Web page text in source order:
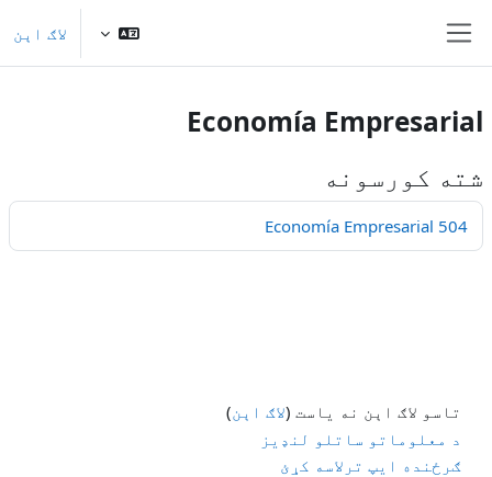
لاګ اېن
Economía Empresarial
شته کورسونه
Economía Empresarial 504
تاسو لاګ اېن نه یاست (لاګ اېن)
د معلوماتو ساتلو لنډیز
ګرځنده ایپ ترلاسه کړئ